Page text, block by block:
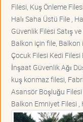
Filesi, Kuş Önleme
Halı Saha Üstü File ,
Güvenlik Filesi Satış
Balkon için file,
Çocuk Filesi Kedi Filesi
İnşaat Güvenlik Ağı
kuş konmaz filesi,
Asansör Boşluğu Filesi
Balkon Emniyet Filesi